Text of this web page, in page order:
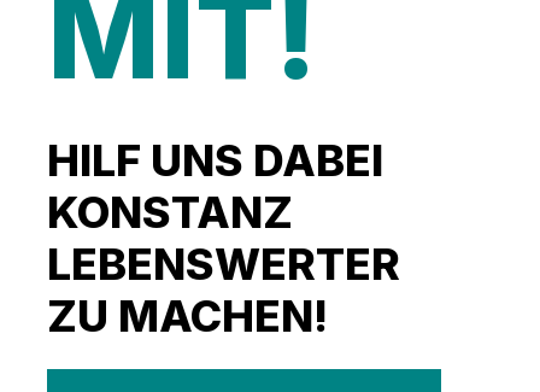
MIT!
HILF UNS DABEI
KONSTANZ
LEBENSWERTER
ZU MACHEN!